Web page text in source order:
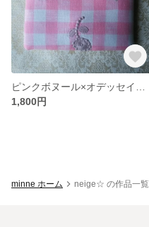
1,800円
minne ホーム neige☆ の作品一覧